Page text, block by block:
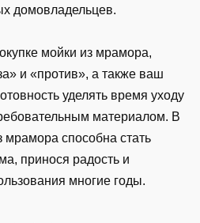
домовладельцев.
мойки из мрамора,
и «против», а также ваш
уделять время уходу
материалом. В
способна стать
принося радость и
многие годы.